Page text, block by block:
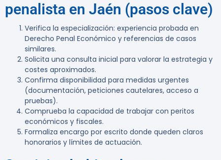
penalista en Jaén (pasos clave)
Verifica la especialización: experiencia probada en
Derecho Penal Económico y referencias de casos
similares.
Solicita una consulta inicial para valorar la estrategia y
costes aproximados.
Confirma disponibilidad para medidas urgentes
(documentación, peticiones cautelares, acceso a
pruebas).
Comprueba la capacidad de trabajar con peritos
económicos y fiscales.
Formaliza encargo por escrito donde queden claros
honorarios y límites de actuación.